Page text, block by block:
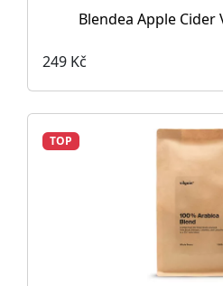
Blendea Apple Cider
249 Kč
TOP